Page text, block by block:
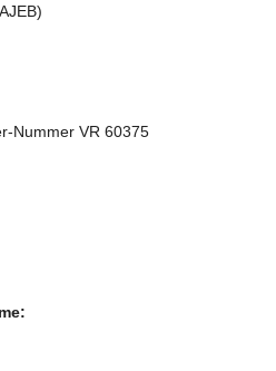
Nummer VR 60375